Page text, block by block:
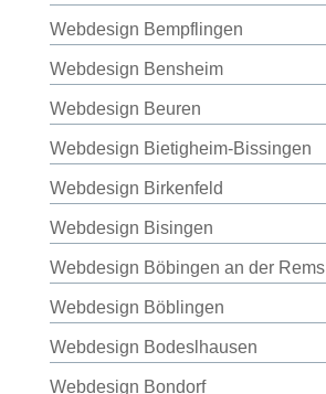
Webdesign Bempflingen
Webdesign Bensheim
Webdesign Beuren
Webdesign Bietigheim-Bissingen
Webdesign Birkenfeld
Webdesign Bisingen
Webdesign Böbingen an der Rems
Webdesign Böblingen
Webdesign Bodeslhausen
Webdesign Bondorf